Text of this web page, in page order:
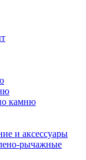
камню
и аксессуары
рычажные